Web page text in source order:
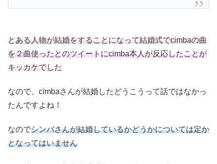
とある人物が結婚をすることになって結婚式でcimbaの曲
を２曲使ったとのツイートにcimba本人が反応したことが
キッカケでした
なので、cimbaさんが結婚したどうこうって話ではなかっ
たんですよね！
なのでシンバさんが結婚しているかどうかについては定か
となってはいません